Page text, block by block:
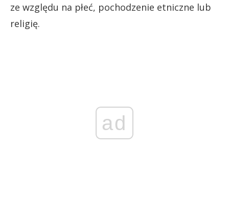
ze względu na płeć, pochodzenie etniczne lub
religię.
ad